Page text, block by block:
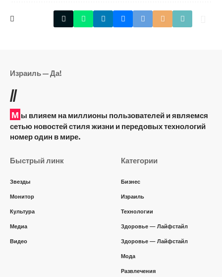
Израиль — Да!
//
М ы влияем на миллионы пользователей и являемся
сетью новостей стиля жизни и передовых технологий
номер один в мире.
Быстрый линк
Звезды
Монитор
Культура
Медиа
Видео
Категории
Бизнес
Израиль
Технологии
Здоровье — Лайфстайл
Здоровье — Лайфстайл
Мода
Развлечения